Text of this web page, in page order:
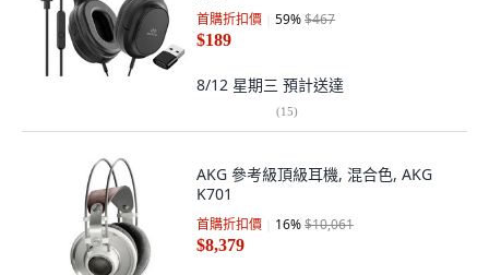
首購折扣價 59%$467
$189
8/12 星期三 預計送達
(15)
AKG 參考級頂級耳機, 混合色, AKG
K701
首購折扣價 16%$10,061
$8,379